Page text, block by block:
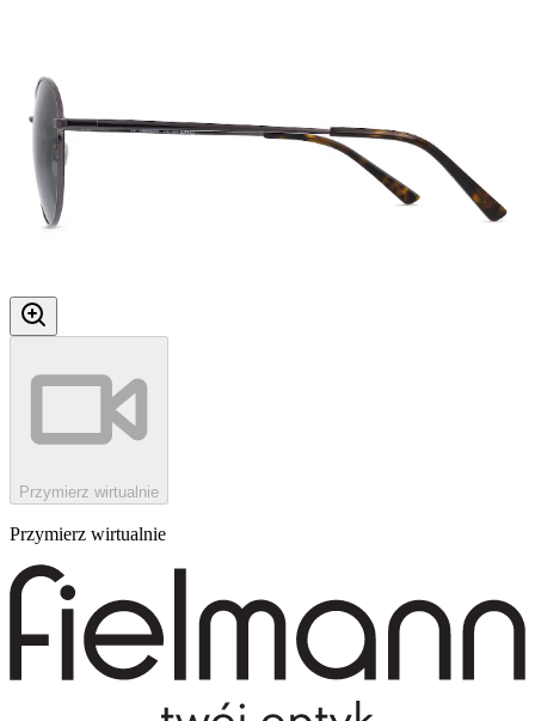
Przymierz wirtualnie
Przymierz wirtualnie